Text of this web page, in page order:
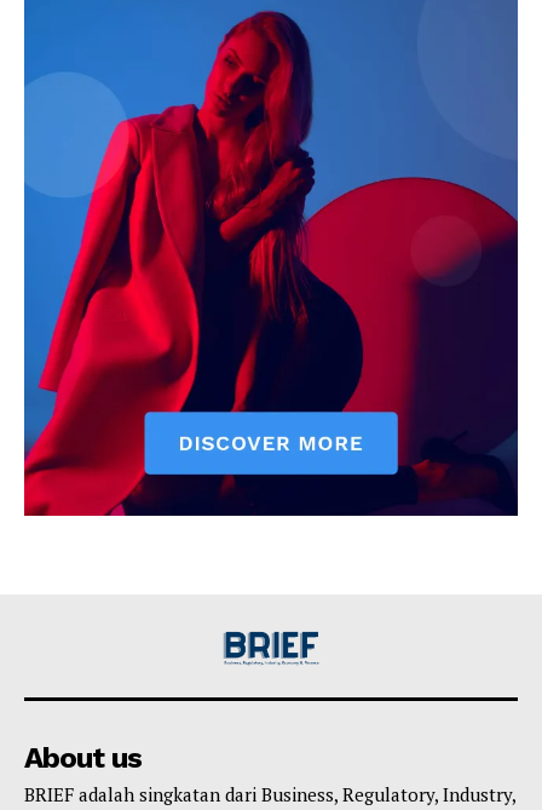
About us
BRIEF adalah singkatan dari Business, Regulatory, Industry,